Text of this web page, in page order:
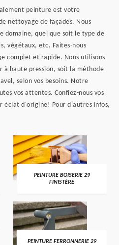
peinture est votre
nettoyage de façades. Nous
domaine, quel que soit le type de
végétaux, etc. Faites-nous
complet et rapide. Nous utilisons
à haute pression, soit la méthode
selon vos besoins. Notre
vos attentes. Confiez-nous vos
éclat d'origine! Pour d'autres infos,
PEINTURE BOISERIE 29
FINISTÈRE
PEINTURE FERRONNERIE 29